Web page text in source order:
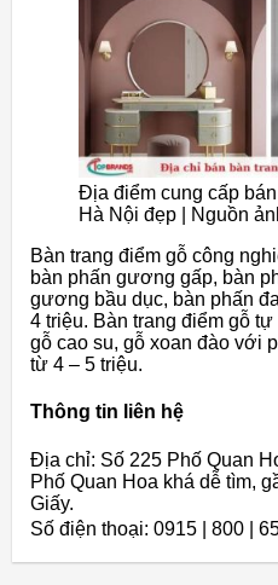
Địa điểm cung cấp
Hà Nội đẹp | Nguồn
Bàn trang điểm gỗ công
bàn phấn gương gấp, bàn
gương bầu dục, bàn phấn
4 triệu. Bàn trang điểm gỗ
gỗ cao su, gỗ xoan đào với
từ 4 – 5 triệu.
Thông tin liên hệ
Địa chỉ: Số 225 Phố Quan
Phố Quan Hoa khá dễ tìm,
Giấy.
Số điện thoại: 0915 | 800 |